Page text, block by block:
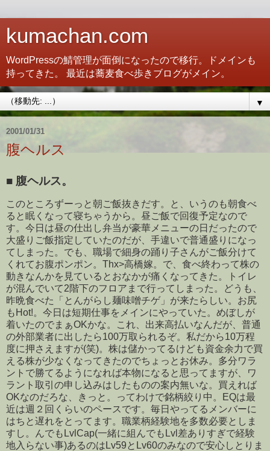
kumachan.com
WordPressの鯖管理が面倒になったので移行。ドメインも
持ってきた。 最近は蕎麦食べ歩きブログがメイン。
▼
2001/01/31
腹ヘルス
■ 腹ヘルス。
このところずーっと朝ご飯抜きだす。と、いうのも朝食べ
ると眠くなって寝ちゃうから。昼ご飯で回復予定なので
す。今日は昼の仕出し弁当が豪華メニューの日だったので
大盛りご飯指定していたのだが、手違いで普通盛りになっ
てしまった。でも、職場で細身の踊り子さんがご飯分けて
くれてお腹ポンポン。Thx>高橋嫁。で、食べ終わって株の
動きなんかを見ているとおなかが痛くなってきた。トイレ
が混んでいて2階下のフロアまで行ってしまった。どうも、
昨晩食べた「とんがらし麺味噌チゲ」が来たらしい。お尻
もHot!。今日は短期仕事をメインにやっていた。めぼしが
着いたのでまぁOKかな。これ、出来高払いなんだが、普通
の外部業者に出したら100万取られるぞ。私だから10万程
度に押さえますが(笑)。株は儲かってるけども資金余力で買
える株が少なくなってきたのでちょっとお休み。多分ワラ
ントで勝てるようになれば本物になると思ってますが、ワ
ラント取引の申し込みはしたものの案内無いな。買えれば
OKなのだろな、きっと。ってわけで銘柄絞り中。EQは最
近は週２回くらいのペースです。毎日やってるメンバーに
はちと遅れをとってます。職業柄経験地を多数必要としま
すし。んでもLvlCap(一緒に組んでもLvl差ありすぎで経験
地入らない事)あるのはLv59とLv60のみなので安心しとりま